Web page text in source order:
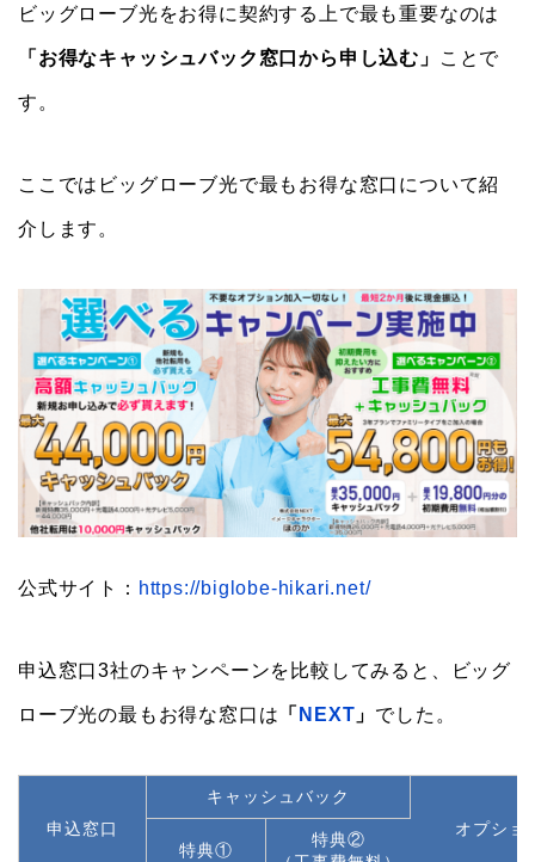
ビッグローブ光をお得に契約する上で最も重要なのは
「お得なキャッシュバック窓口から申し込む」 ことで
す。
ここではビッグローブ光で最もお得な窓口について紹
介します。
公式サイト： https://biglobe-hikari.net/
申込窓口3社のキャンペーンを比較してみると、ビッグ
ローブ光の最もお得な窓口は 「 NEXT 」 でした。
申込窓口
キャッシュバック
オプショ
特典①
特典②